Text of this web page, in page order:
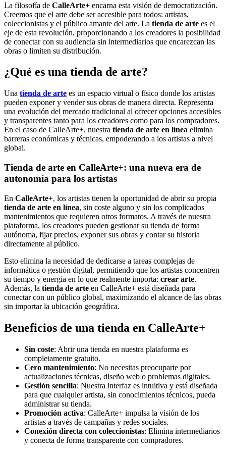
La filosofía de CalleArte+ encarna esta visión de democratización.
Creemos que el arte debe ser accesible para todos: artistas,
coleccionistas y el público amante del arte. La tienda de arte es el
eje de esta revolución, proporcionando a los creadores la posibilidad
de conectar con su audiencia sin intermediarios que encarezcan las
obras o limiten su distribución.
¿Qué es una tienda de arte?
Una tienda de arte es un espacio virtual o físico donde los artistas
pueden exponer y vender sus obras de manera directa. Representa
una evolución del mercado tradicional al ofrecer opciones accesibles
y transparentes tanto para los creadores como para los compradores.
En el caso de CalleArte+, nuestra tienda de arte en línea elimina
barreras económicas y técnicas, empoderando a los artistas a nivel
global.
Tienda de arte en CalleArte+: una nueva era de
autonomía para los artistas
En CalleArte+, los artistas tienen la oportunidad de abrir su propia
tienda de arte en línea, sin coste alguno y sin los complicados
mantenimientos que requieren otros formatos. A través de nuestra
plataforma, los creadores pueden gestionar su tienda de forma
autónoma, fijar precios, exponer sus obras y contar su historia
directamente al público.
Esto elimina la necesidad de dedicarse a tareas complejas de
informática o gestión digital, permitiendo que los artistas concentren
su tiempo y energía en lo que realmente importa: crear arte.
Además, la tienda de arte en CalleArte+ está diseñada para
conectar con un público global, maximizando el alcance de las obras
sin importar la ubicación geográfica.
Beneficios de una tienda en CalleArte+
Sin coste: Abrir una tienda en nuestra plataforma es
completamente gratuito.
Cero mantenimiento: No necesitas preocuparte por
actualizaciones técnicas, diseño web o problemas digitales.
Gestión sencilla: Nuestra interfaz es intuitiva y está diseñada
para que cualquier artista, sin conocimientos técnicos, pueda
administrar su tienda.
Promoción activa: CalleArte+ impulsa la visión de los
artistas a través de campañas y redes sociales.
Conexión directa con coleccionistas: Elimina intermediarios
y conecta de forma transparente con compradores.